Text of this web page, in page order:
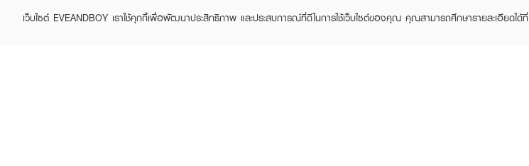
เว็บไซต์ EVEANDBOY เราใช้คุกกี้เพื่อพัฒนาประสิทธิภาพ และประสบการณ์ที่ดีในการใช้เว็บไซต์ของคุณ คุณสามารถศึกษารายละเอียดได้ที่